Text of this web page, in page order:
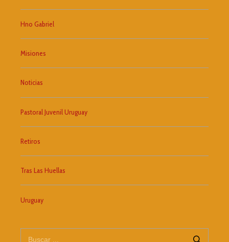
Hno Gabriel
Misiones
Noticias
Pastoral Juvenil Uruguay
Retiros
Tras Las Huellas
Uruguay